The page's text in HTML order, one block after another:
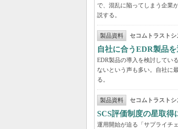
で、混乱に陥ってしまう企業
説する。
製品資料 セコムトラスト
自社に合うEDR製品
EDR製品の導入を検討してい
ないという声も多い。自社に
る。
製品資料 セコムトラスト
SCS評価制度の星取得
運用開始が迫る「サプライチ